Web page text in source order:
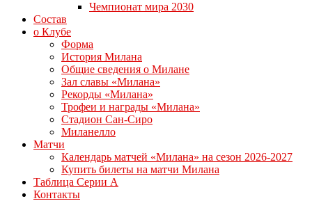
Чемпионат мира 2030
Состав
о Клубе
Форма
История Милана
Общие сведения о Милане
Зал славы «Милана»
Рекорды «Милана»
Трофеи и награды «Милана»
Стадион Сан-Сиро
Миланелло
Матчи
Календарь матчей «Милана» на сезон 2026-2027
Купить билеты на матчи Милана
Таблица Серии А
Контакты